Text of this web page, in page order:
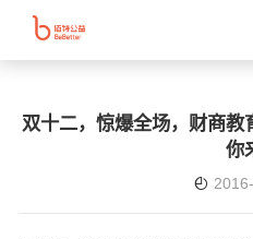
双十二，惊爆全场，财商
你